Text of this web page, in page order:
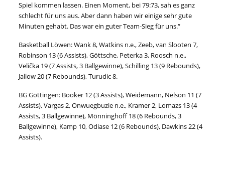
Spiel kommen lassen. Einen Moment, bei 79:73, sah es ganz
schlecht für uns aus. Aber dann haben wir einige sehr gute
Minuten gehabt. Das war ein guter Team-Sieg für uns.“
Basketball Löwen: Wank 8, Watkins n.e., Zeeb, van Slooten 7,
Robinson 13 (6 Assists), Göttsche, Peterka 3, Roosch n.e.,
Velička 19 (7 Assists, 3 Ballgewinne), Schilling 13 (9 Rebounds),
Jallow 20 (7 Rebounds), Turudic 8.
BG Göttingen: Booker 12 (3 Assists), Weidemann, Nelson 11 (7
Assists), Vargas 2, Onwuegbuzie n.e., Kramer 2, Lomazs 13 (4
Assists, 3 Ballgewinne), Mönninghoff 18 (6 Rebounds, 3
Ballgewinne), Kamp 10, Odiase 12 (6 Rebounds), Dawkins 22 (4
Assists).